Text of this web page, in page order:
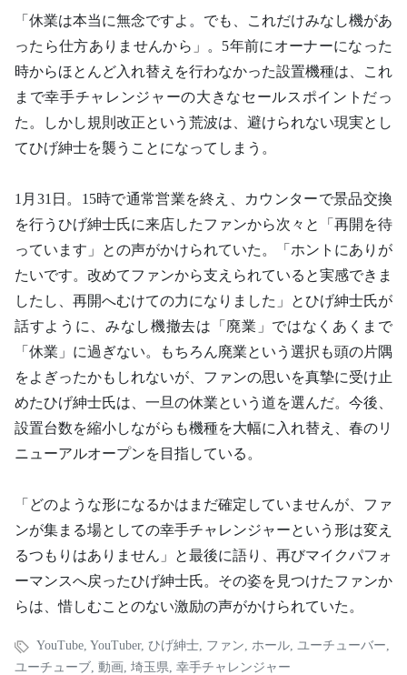
「休業は本当に無念ですよ。でも、これだけみなし機があ
ったら仕方ありませんから」。5年前にオーナーになった
時からほとんど入れ替えを行わなかった設置機種は、これ
まで幸手チャレンジャーの大きなセールスポイントだっ
た。しかし規則改正という荒波は、避けられない現実とし
てひげ紳士を襲うことになってしまう。
1月31日。15時で通常営業を終え、カウンターで景品交換
を行うひげ紳士氏に来店したファンから次々と「再開を待
っています」との声がかけられていた。「ホントにありが
たいです。改めてファンから支えられていると実感できま
したし、再開へむけての力になりました」とひげ紳士氏が
話すように、みなし機撤去は「廃業」ではなくあくまで
「休業」に過ぎない。もちろん廃業という選択も頭の片隅
をよぎったかもしれないが、ファンの思いを真摯に受け止
めたひげ紳士氏は、一旦の休業という道を選んだ。今後、
設置台数を縮小しながらも機種を大幅に入れ替え、春のリ
ニューアルオープンを目指している。
「どのような形になるかはまだ確定していませんが、ファ
ンが集まる場としての幸手チャレンジャーという形は変え
るつもりはありません」と最後に語り、再びマイクパフォ
ーマンスへ戻ったひげ紳士氏。その姿を見つけたファンか
らは、惜しむことのない激励の声がかけられていた。
YouTube, YouTuber, ひげ紳士, ファン, ホール, ユーチューバー,
ユーチューブ, 動画, 埼玉県, 幸手チャレンジャー